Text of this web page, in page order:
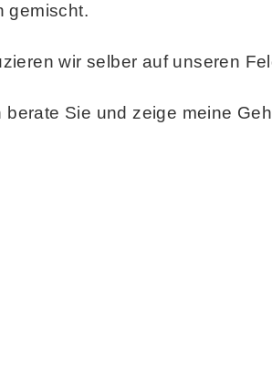
gemischt.
wir selber auf unseren
Sie und zeige meine